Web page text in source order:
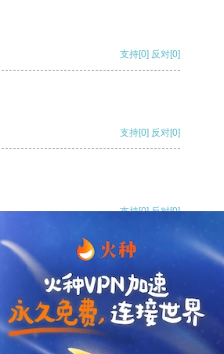
支持[0] 反对[0]
支持[0] 反对[0]
支持[0] 反对[0]
支持[0] 反对